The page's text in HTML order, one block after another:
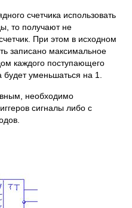
счетчика использовать
то получают не
При этом в исходном
записано максимальное
каждого поступающего
уменьшаться на 1.
необходимо
сигналы либо с